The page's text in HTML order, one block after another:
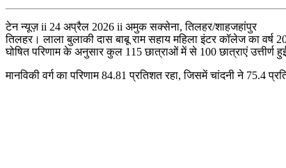
टेन न्यूज़ ii 24 अप्रैल 2026 ii अमुक सक्सेना, तिलहर/शाहजहांपुर
तिलहर। लाला बुलाकी दास बाबू राम सहाय महिला इंटर कॉलेज का वर्ष
घोषित परिणाम के अनुसार कुल 115 छात्राओं में से 100 छात्राएं उत्तीर्ण
मानविकी वर्ग का परिणाम 84.81 प्रतिशत रहा, जिसमें चांदनी ने 75.4